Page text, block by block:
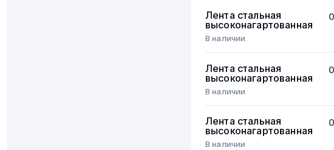
Лента стальная
высоконагартованная
В наличии
Лента стальная
высоконагартованная
В наличии
Лента стальная
высоконагартованная
В наличии